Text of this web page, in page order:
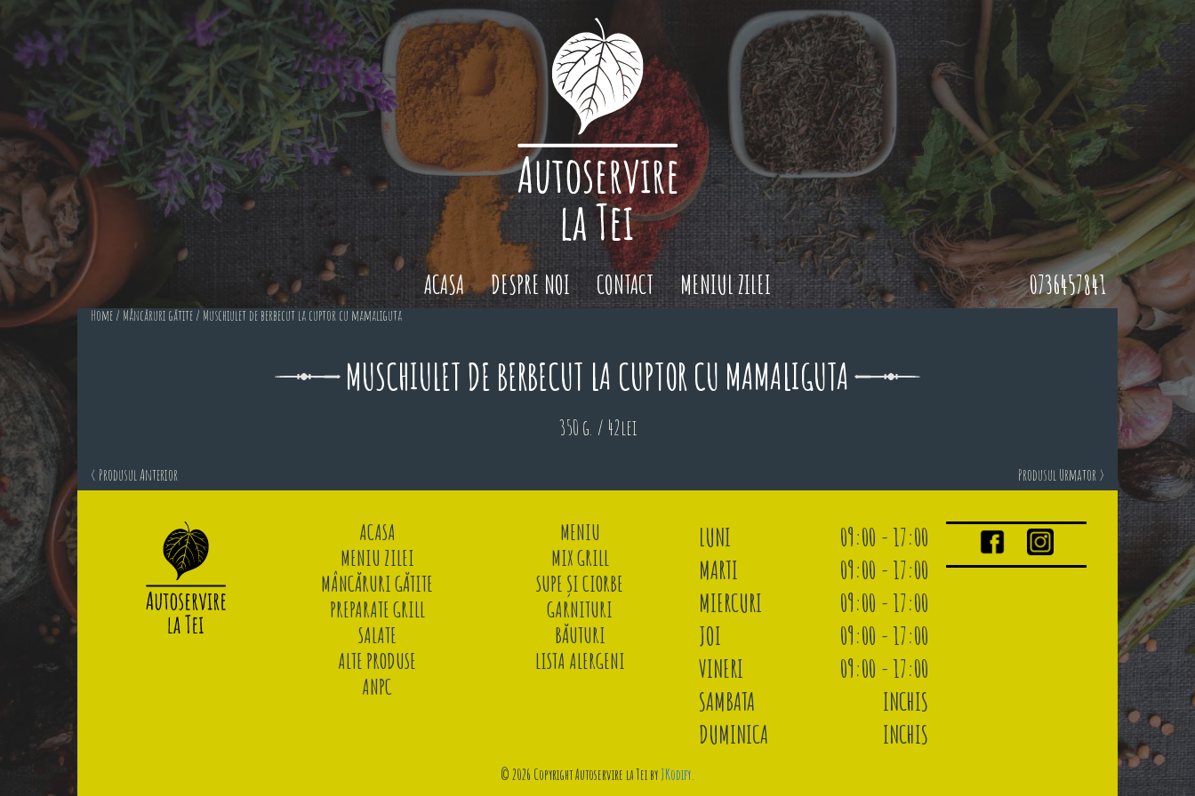
ACASA DESPRE NOI CONTACT MENIUL ZILEI 0736457841
Home / Mâncăruri gătite / Muschiulet de berbecut la cuptor cu mamaliguta
MUSCHIULET DE BERBECUT LA CUPTOR CU MAMALIGUTA
350 g. / 42lei
< Produsul Anterior Produsul Urmator >
ACASA
MENIU
MENIU ZILEI
MIX GRILL
MÂNCĂRURI GĂTITE
SUPE ȘI CIORBE
PREPARATE GRILL
GARNITURI
SALATE
BĂUTURI
ALTE PRODUSE
LISTA ALERGENI
ANPC
LUNI
09:00 - 17:00
MARTI
09:00 - 17:00
MIERCURI
09:00 - 17:00
JOI
09:00 - 17:00
VINERI
09:00 - 17:00
SAMBATA
INCHIS
DUMINICA
INCHIS
© 2026 Copyright Autoservire la Tei byJKodify.